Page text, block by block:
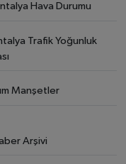
Hava Durumu
Trafik Yoğunluk
Manşetler
Arşivi